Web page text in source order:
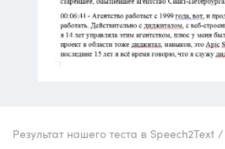
Результат нашего теста в Speech2Text